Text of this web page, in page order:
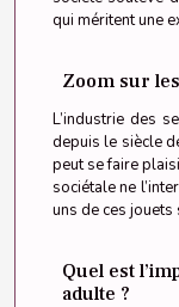
qui méritent une
Zoom sur
L’industrie des
depuis le siècle
peut se faire
sociétale ne
uns de ces jouets
Quel est
adulte ?